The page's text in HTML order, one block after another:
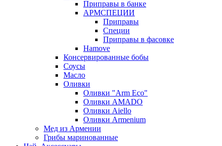
Приправы в банке
АРМСПЕЦИИ
Приправы
Специи
Приправы в фасовке
Hamove
Консервированные бобы
Соусы
Масло
Оливки
Оливки "Arm Eco"
Оливки AMADO
Оливки Aiello
Оливки Armenium
Мед из Армении
Грибы маринованные